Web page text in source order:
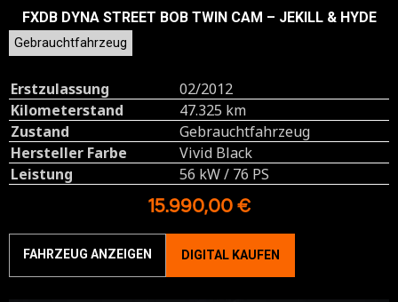
FXDB DYNA STREET BOB TWIN CAM – JEKILL & HYDE
Gebrauchtfahrzeug
Erstzulassung
02/2012
Kilometerstand
47.325 km
Zustand
Gebrauchtfahrzeug
Hersteller Farbe
Vivid Black
Leistung
56 kW / 76 PS
15.990,00 €
FAHRZEUG ANZEIGEN DIGITAL KAUFEN